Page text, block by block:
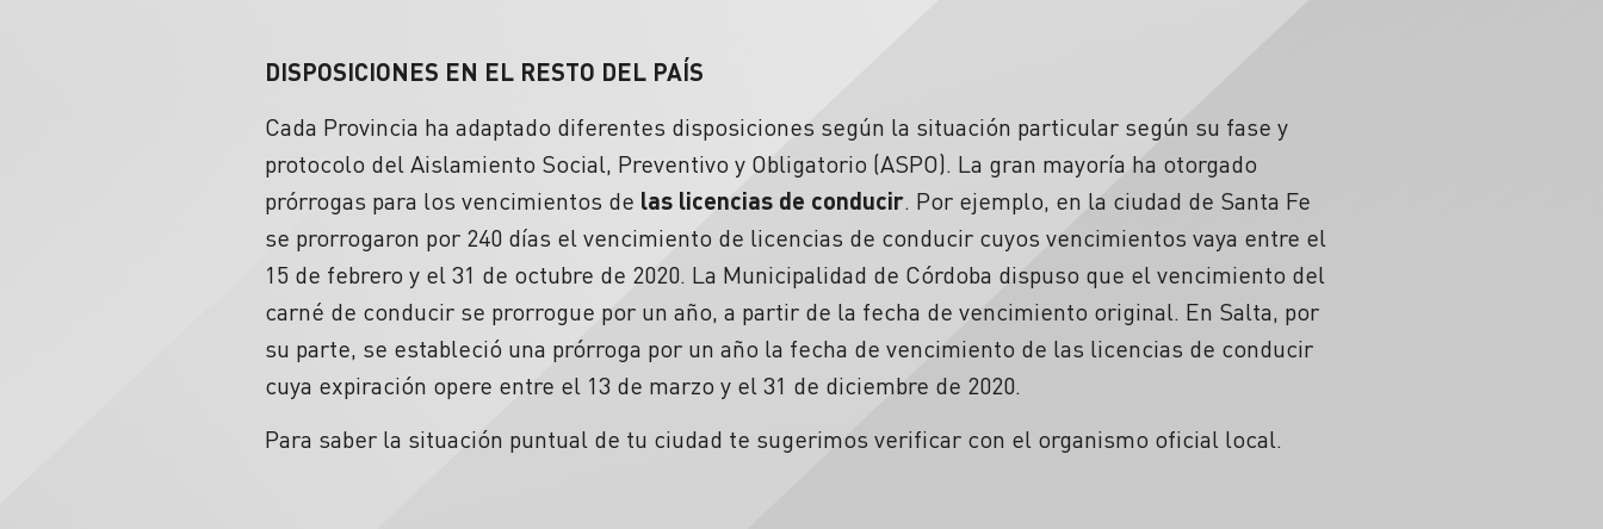
DISPOSICIONES EN EL RESTO DEL PAÍS
Cada Provincia ha adaptado diferentes disposiciones según la situación particular según su fase y
protocolo del Aislamiento Social, Preventivo y Obligatorio (ASPO). La gran mayoría ha otorgado
prórrogas para los vencimientos de las licencias de conducir. Por ejemplo, en la ciudad de Santa Fe
se prorrogaron por 240 días el vencimiento de licencias de conducir cuyos vencimientos vaya entre el
15 de febrero y el 31 de octubre de 2020. La Municipalidad de Córdoba dispuso que el vencimiento del
carné de conducir se prorrogue por un año, a partir de la fecha de vencimiento original. En Salta, por
su parte, se estableció una prórroga por un año la fecha de vencimiento de las licencias de conducir
cuya expiración opere entre el 13 de marzo y el 31 de diciembre de 2020.
Para saber la situación puntual de tu ciudad te sugerimos verificar con el organismo oficial local.